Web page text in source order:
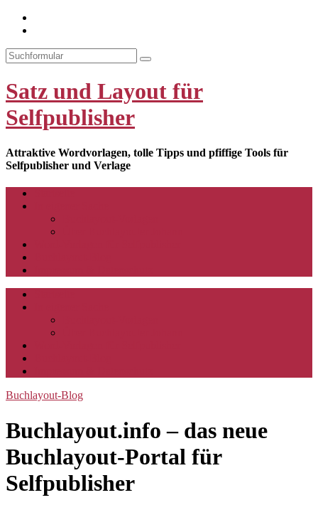
Satz und Layout für
Selfpublisher
Attraktive Wordvorlagen, tolle Tipps und pfiffige Tools für
Selfpublisher und Verlage
Buchlayout-Blog
Buchlayout.info – das neue
Buchlayout-Portal für
Selfpublisher